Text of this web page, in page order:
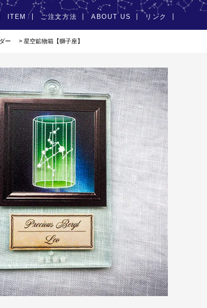
ITEM ご注文方法 ABOUT US リンク
ー > 星空鉱物箱【獅子座】